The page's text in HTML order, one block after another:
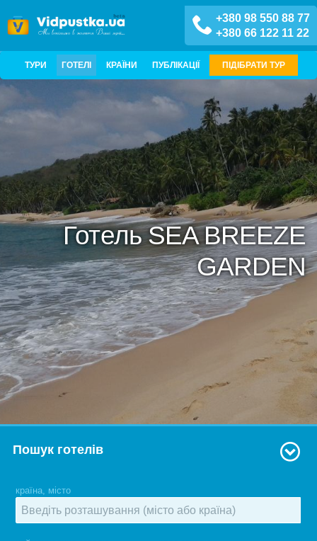
+380 98 550 88 77
+380 66 122 11 22
ТУРИ ГОТЕЛІ КРАЇНИ ПУБЛІКАЦІЇ ПІДІБРАТИ ТУР
Готель SEA BREEZE
GARDEN
Пошук готелів
країна, місто